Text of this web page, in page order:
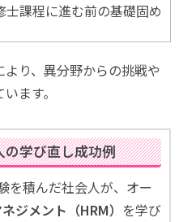
士課程に進む前の基礎固め
り、異分野からの挑戦や
ます。
の学び直し成功例
を積んだ社会人が、オー
ジメント（HRM） を学び